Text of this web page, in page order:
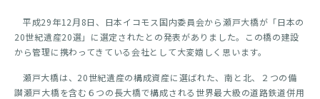
平成29年12月8日、日本イコモス国内委員会から瀬戸大橋が「日本の
20世紀遺産20選」に選定されたとの発表がありました。この橋の建設
から管理に携わってきている会社として大変嬉しく思います。
瀬戸大橋は、20世紀遺産の構成資産に選ばれた、南と北、２つの備
讃瀬戸大橋を含む６つの長大橋で構成される世界最大級の道路鉄道併用